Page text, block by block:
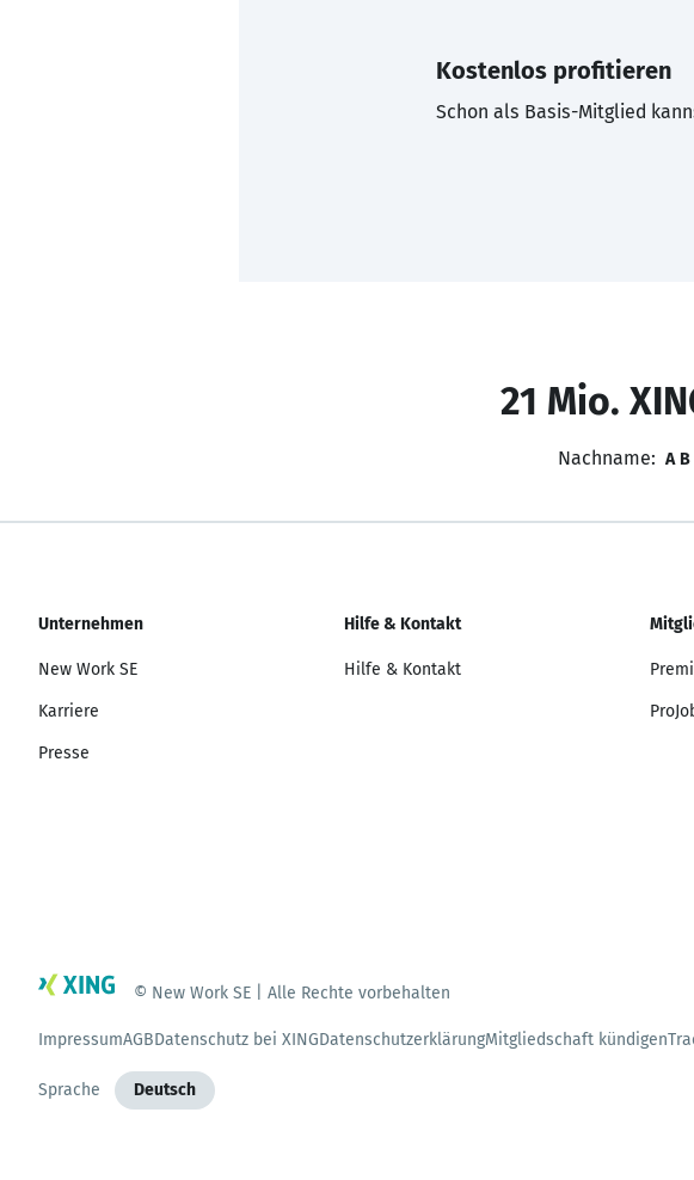
Kostenlos profitieren
Schon als Basis-Mitglied
21 Mio.
Nachname: A B
Unternehmen
New Work SE
Karriere
Presse
Hilfe & Kontakt
Hilfe & Kontakt
© New Work SE | Alle Rechte vorbehalten
ImpressumAGBDatenschutz bei XINGDatenschutzerklärungMitgliedschaft kündigen
Sprache Deutsch